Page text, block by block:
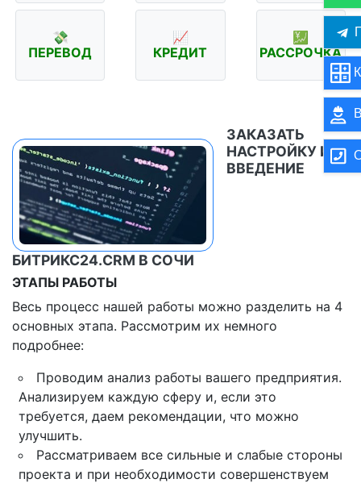
💸
ПЕРЕВОД
📈
КРЕДИТ
💹
РАССРОЧКА
ЗАКАЗАТЬ
НАСТРОЙКУ И
ВВЕДЕНИЕ
БИТРИКС24.CRM В СОЧИ
ЭТАПЫ РАБОТЫ
Весь процесс нашей работы можно разделить на 4
основных этапа. Рассмотрим их немного
подробнее:
Проводим анализ работы вашего предприятия.
Анализируем каждую сферу и, если это
требуется, даем рекомендации, что можно
улучшить.
Рассматриваем все сильные и слабые стороны
проекта и при необходимости совершенствуем